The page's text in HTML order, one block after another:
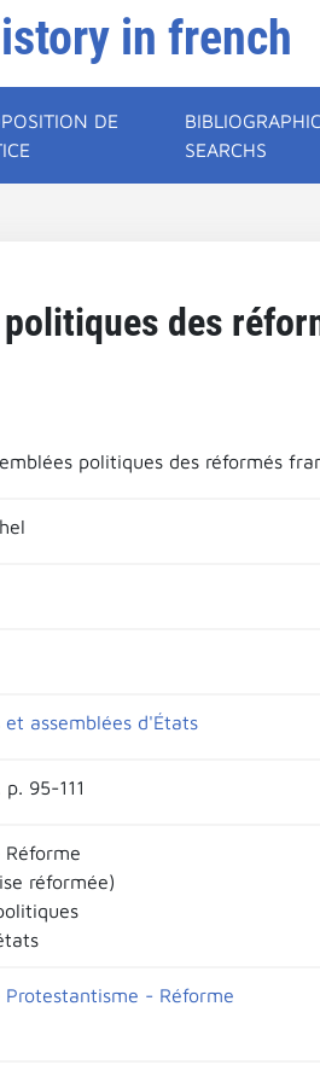
in french
DE
BIBLIOGRAPHIC
SEARCHS
des
politiques des réformés
et assemblées d'États
95-111
réformée)
- Réforme